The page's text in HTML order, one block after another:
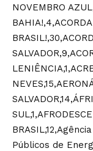
NOVEMBRO
Públicos de